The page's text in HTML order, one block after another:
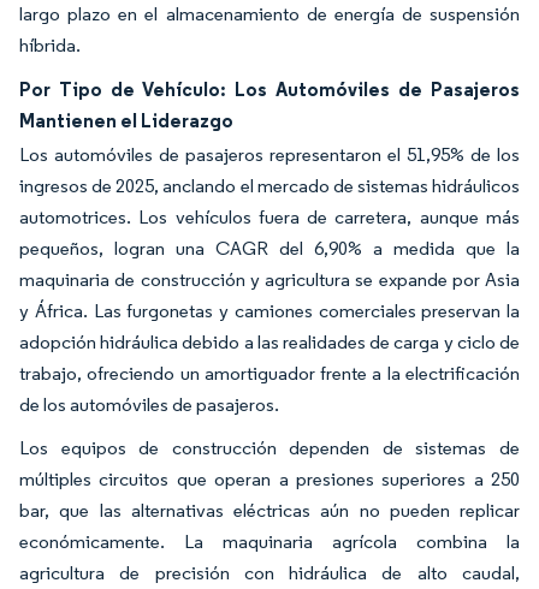
largo plazo en el almacenamiento de energía de suspensión
híbrida.
Por Tipo de Vehículo: Los Automóviles de Pasajeros
Mantienen el Liderazgo
Los automóviles de pasajeros representaron el 51,95% de los
ingresos de 2025, anclando el mercado de sistemas hidráulicos
automotrices. Los vehículos fuera de carretera, aunque más
pequeños, logran una CAGR del 6,90% a medida que la
maquinaria de construcción y agricultura se expande por Asia
y África. Las furgonetas y camiones comerciales preservan la
adopción hidráulica debido a las realidades de carga y ciclo de
trabajo, ofreciendo un amortiguador frente a la electrificación
de los automóviles de pasajeros.
Los equipos de construcción dependen de sistemas de
múltiples circuitos que operan a presiones superiores a 250
bar, que las alternativas eléctricas aún no pueden replicar
económicamente. La maquinaria agrícola combina la
agricultura de precisión con hidráulica de alto caudal,